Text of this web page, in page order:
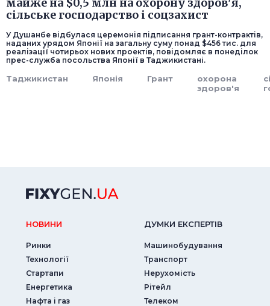
сільське господарство і соцзахист
У Душанбе відбулася церемонія підписання грант-контрактів,
наданих урядом Японії на загальну суму понад $456 тис. для
реалізації чотирьох нових проектів, повідомляє в понеділок
прес-служба посольства Японії в Таджикистані.
Таджикистан Японія Грант
охорона
здоров'я
НОВИНИ
Ринки
Технології
Стартапи
Енергетика
Нафта і газ
ДУМКИ ЕКСПЕРТIВ
Машинобудування
Транспорт
Нерухомість
Рітейл
Телеком